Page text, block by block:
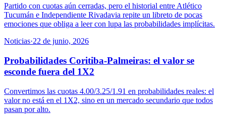
Partido con cuotas aún cerradas, pero el historial entre Atlético
Tucumán e Independiente Rivadavia repite un libreto de pocas
emociones que obliga a leer con lupa las probabilidades implícitas.
Noticias·22 de junio, 2026
Probabilidades Coritiba-Palmeiras: el valor se
esconde fuera del 1X2
Convertimos las cuotas 4.00/3.25/1.91 en probabilidades reales: el
valor no está en el 1X2, sino en un mercado secundario que todos
pasan por alto.